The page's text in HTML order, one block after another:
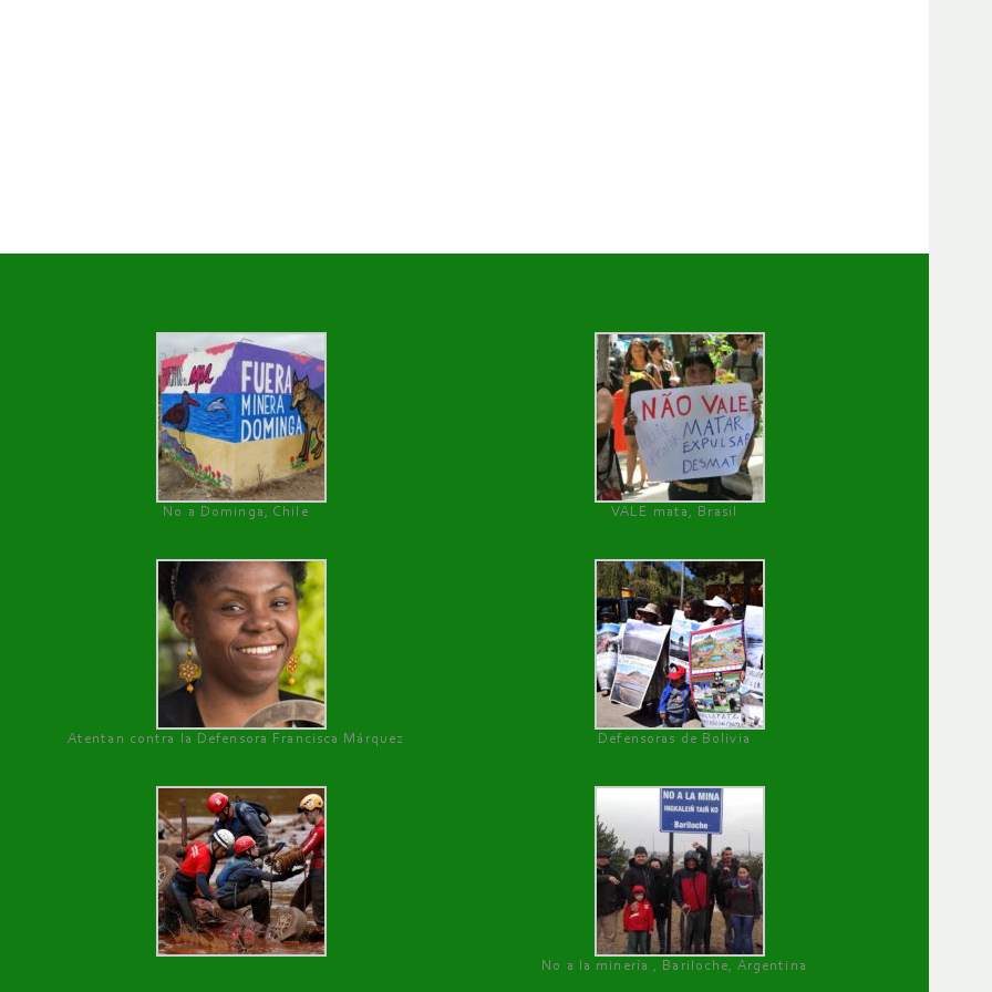
No a Dominga, Chile
VALE mata, Brasil
Atentan contra la Defensora Francisca Márquez Defensoras de Bolivia
No a la minería , Bariloche, Argentina